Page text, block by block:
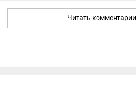
Читать комментарии